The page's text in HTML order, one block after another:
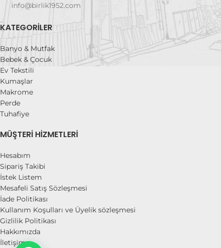
info@birlik1952.com
KATEGORILER
Banyo & Mutfak
Bebek & Çocuk
Ev Tekstili
Kumaşlar
Makrome
Perde
Tuhafiye
MÜŞTERI HIZMETLERI
Hesabım
Sipariş Takibi
İstek Listem
Mesafeli Satış Sözleşmesi
İade Politikası
Kullanım Koşulları ve Üyelik sözleşmesi
Gizlilik Politikası
Hakkımızda
İletişim